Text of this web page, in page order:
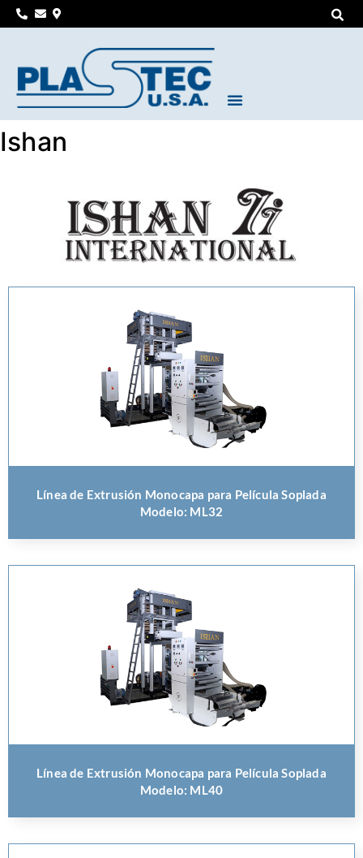
Ishan
Línea de Extrusión Monocapa para Película Soplada
Modelo: ML32
Línea de Extrusión Monocapa para Película Soplada
Modelo: ML40